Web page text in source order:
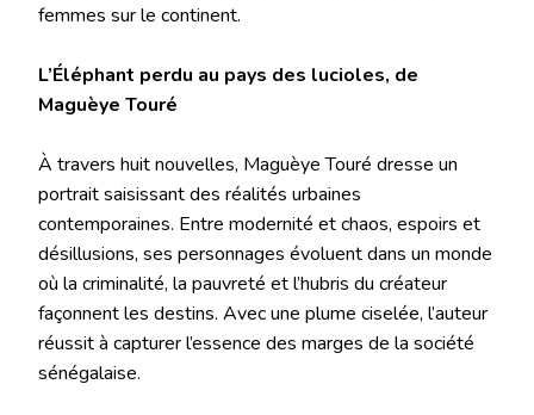
femmes sur le continent.
L’Éléphant perdu au pays des lucioles, de
Maguèye Touré
À travers huit nouvelles, Maguèye Touré dresse un
portrait saisissant des réalités urbaines
contemporaines. Entre modernité et chaos, espoirs et
désillusions, ses personnages évoluent dans un monde
où la criminalité, la pauvreté et l’hubris du créateur
façonnent les destins. Avec une plume ciselée, l’auteur
réussit à capturer l’essence des marges de la société
sénégalaise.